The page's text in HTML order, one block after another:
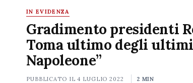
IN EVIDENZA
Gradimento presidenti
Toma ultimo degli
Napoleone”
PUBBLICATO IL4 LUGLIO 2022 2 MIN